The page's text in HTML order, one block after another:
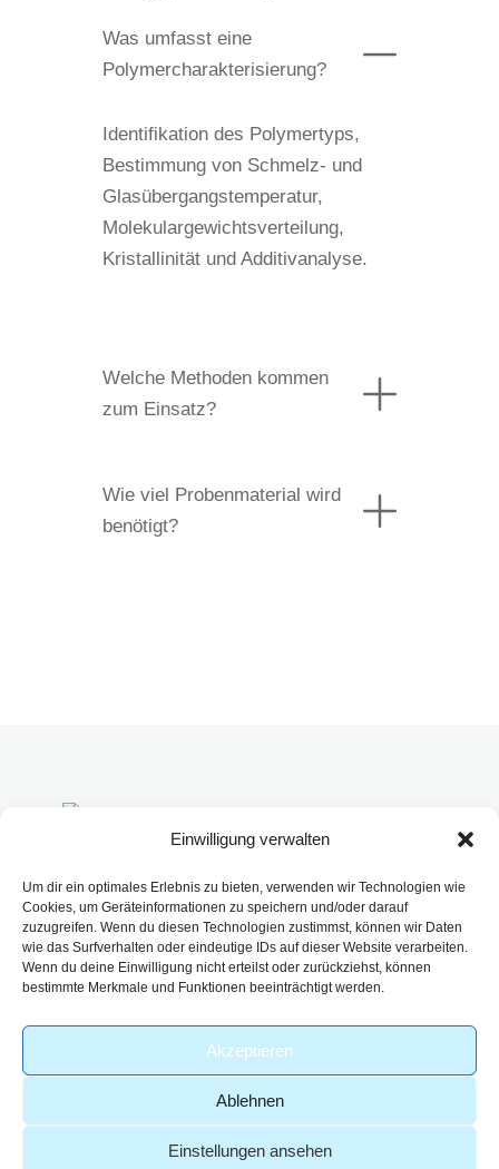
Einwilligung verwalten
Um dir ein optimales Erlebnis zu bieten, verwenden wir Technologien wie
Cookies, um Geräteinformationen zu speichern und/oder darauf
zuzugreifen. Wenn du diesen Technologien zustimmst, können wir Daten
wie das Surfverhalten oder eindeutige IDs auf dieser Website verarbeiten.
Wenn du deine Einwilligung nicht erteilst oder zurückziehst, können
bestimmte Merkmale und Funktionen beeinträchtigt werden.
Akzeptieren
Ablehnen
Einstellungen ansehen
Was umfasst eine
Polymercharakterisierung?
Identifikation des Polymertyps,
Bestimmung von Schmelz- und
Glasübergangstemperatur,
Molekulargewichtsverteilung,
Kristallinität und Additivanalyse.
Welche Methoden kommen
zum Einsatz?
Wie viel Probenmaterial wird
benötigt?
Unser erfahrenes
Team steht Ihnen zur
Verfügung, um Ihre
individuellen
Anforderungen zu
anzubieten.
Glanzstoffplatz 1, 63906
Erlenbach